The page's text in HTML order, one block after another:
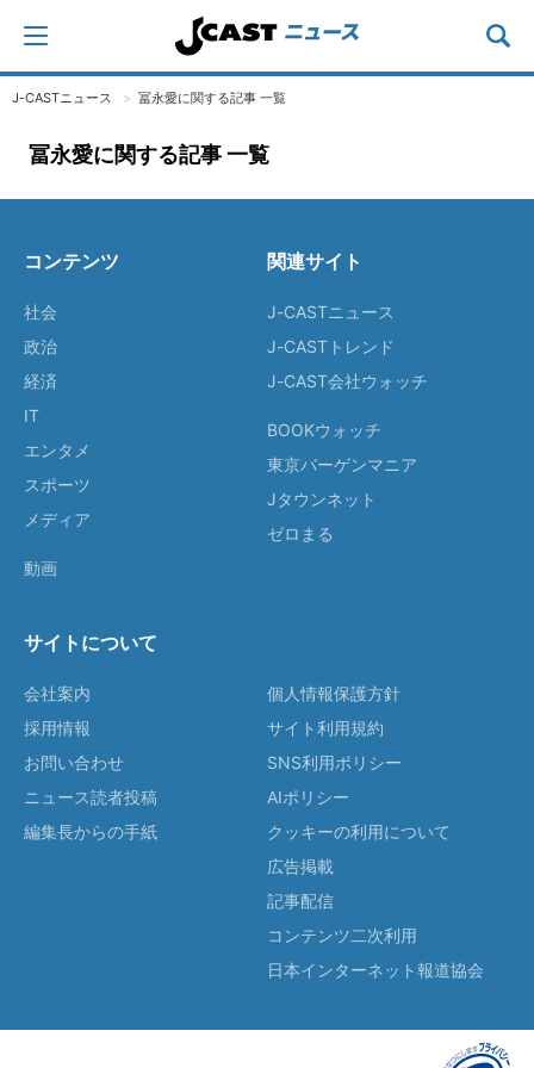
J-CASTニュース 冨永愛に関する記事 一覧
冨永愛に関する記事 一覧
コンテンツ
社会
政治
経済
IT
エンタメ
スポーツ
メディア
動画
関連サイト
J-CASTニュース
J-CASTトレンド
J-CAST会社ウォッチ
BOOKウォッチ
東京バーゲンマニア
Jタウンネット
ゼロまる
サイトについて
会社案内
採用情報
お問い合わせ
ニュース読者投稿
編集長からの手紙
個人情報保護方針
サイト利用規約
SNS利用ポリシー
AIポリシー
クッキーの利用について
広告掲載
記事配信
コンテンツ二次利用
日本インターネット報道協会